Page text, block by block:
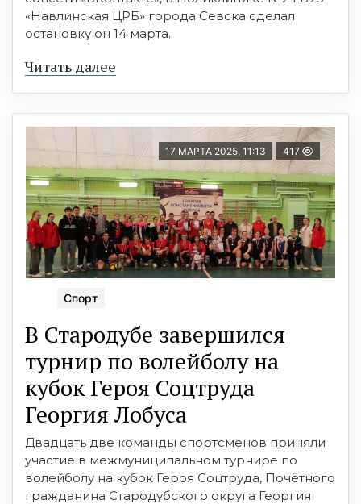
«Навлинская ЦРБ» города Севска сделал
остановку он 14 марта.
Читать далее
17 МАРТА 2025, 11:13 417
Спорт
В Стародубе завершился
турнир по волейболу на
кубок Героя Соцтруда
Георгия Лобуса
Двадцать две команды спортсменов приняли
участие в межмуниципальном турнире по
волейболу на кубок Героя Соцтруда, Почётного
гражданина Стародубского округа Георгия